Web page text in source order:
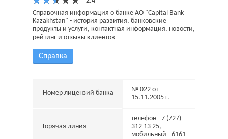
Справочная информация о банке АО "Capital Bank
Kazakhstan" - история развития, банковские
продукты и услуги, контактная информация, новости,
рейтинг и отзывы клиентов
Справка
Номер лицензий банка
№ 022 от
15.11.2005 г.
Горячая линия
телефон - 7 (727)
312 13 25,
мобильный - 6161